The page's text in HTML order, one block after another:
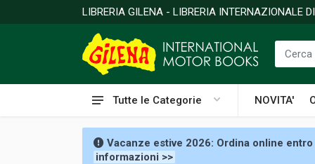
LIBRERIA GILENA - LIBRERIA INTERNAZIONALE
Tutte le Categorie NOVITA'
Vacanze estive 2026: Ordina online
informazioni >>